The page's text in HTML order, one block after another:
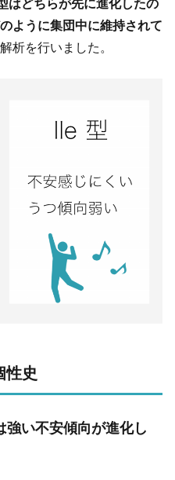
ように集団中に維持されて
析を行いました。
性史
強い不安傾向が進化し